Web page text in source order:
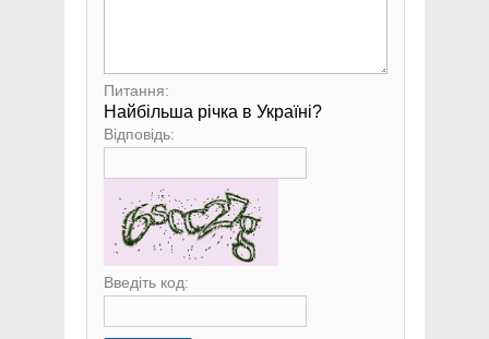
Питання:
Найбільша річка в Україні?
Відповідь:
Введіть код: